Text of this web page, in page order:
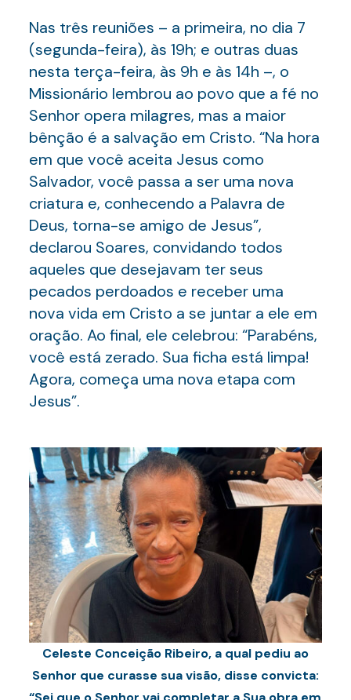
Nas três reuniões – a primeira, no dia 7
(segunda-feira), às 19h; e outras duas
nesta terça-feira, às 9h e às 14h –, o
Missionário lembrou ao povo que a fé no
Senhor opera milagres, mas a maior
bênção é a salvação em Cristo. “Na hora
em que você aceita Jesus como
Salvador, você passa a ser uma nova
criatura e, conhecendo a Palavra de
Deus, torna-se amigo de Jesus”,
declarou Soares, convidando todos
aqueles que desejavam ter seus
pecados perdoados e receber uma
nova vida em Cristo a se juntar a ele em
oração. Ao final, ele celebrou: “Parabéns,
você está zerado. Sua ficha está limpa!
Agora, começa uma nova etapa com
Jesus”.
Celeste Conceição Ribeiro, a qual pediu ao
Senhor que curasse sua visão, disse convicta: